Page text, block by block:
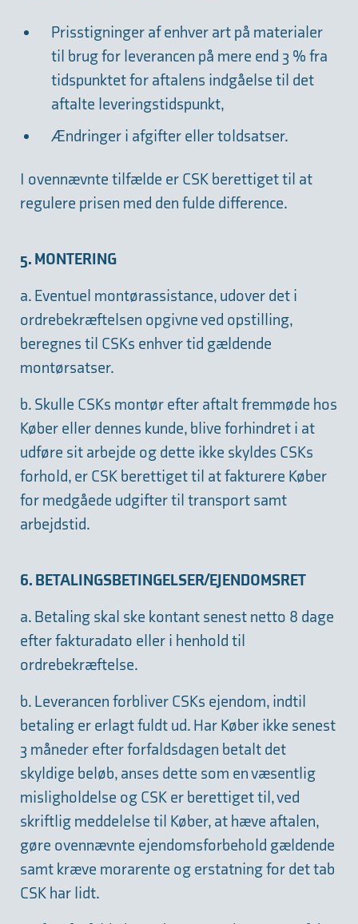
Prisstigninger af enhver art på materialer
til brug for leverancen på mere end 3 % fra
tidspunktet for aftalens indgåelse til det
aftalte leveringstidspunkt,
Ændringer i afgifter eller toldsatser.
I ovennævnte tilfælde er CSK berettiget til at
regulere prisen med den fulde difference.
5. MONTERING
a. Eventuel montørassistance, udover det i
ordrebekræftelsen opgivne ved opstilling,
beregnes til CSKs enhver tid gældende
montørsatser.
b. Skulle CSKs montør efter aftalt fremmøde hos
Køber eller dennes kunde, blive forhindret i at
udføre sit arbejde og dette ikke skyldes CSKs
forhold, er CSK berettiget til at fakturere Køber
for medgåede udgifter til transport samt
arbejdstid.
6. BETALINGSBETINGELSER/EJENDOMSRET
a. Betaling skal ske kontant senest netto 8 dage
efter fakturadato eller i henhold til
ordrebekræftelse.
b. Leverancen forbliver CSKs ejendom, indtil
betaling er erlagt fuldt ud. Har Køber ikke senest
3 måneder efter forfaldsdagen betalt det
skyldige beløb, anses dette som en væsentlig
misligholdelse og CSK er berettiget til, ved
skriftlig meddelelse til Køber, at hæve aftalen,
gøre ovennævnte ejendomsforbehold gældende
samt kræve morarente og erstatning for det tab
CSK har lidt.